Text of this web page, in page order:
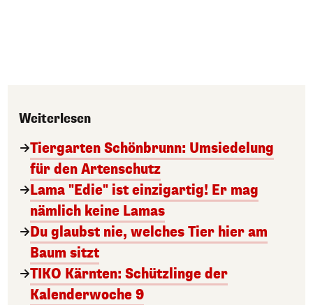
Weiterlesen
Tiergarten Schönbrunn: Umsiedelung
für den Artenschutz
Lama "Edie" ist einzigartig! Er mag
nämlich keine Lamas
Du glaubst nie, welches Tier hier am
Baum sitzt
TIKO Kärnten: Schützlinge der
Kalenderwoche 9